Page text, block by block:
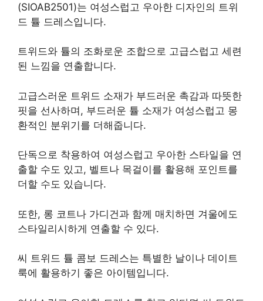
(SIOAB2501)는 여성스럽고 우아한 디자인의 트위
드 튤 드레스입니다.
트위드와 튤의 조화로운 조합으로 고급스럽고 세련
된 느낌을 연출합니다.
고급스러운 트위드 소재가 부드러운 촉감과 따뜻한
핏을 선사하며, 부드러운 튤 소재가 여성스럽고 몽
환적인 분위기를 더해줍니다.
단독으로 착용하여 여성스럽고 우아한 스타일을 연
출할 수도 있고, 벨트나 목걸이를 활용해 포인트를
더할 수도 있습니다.
또한, 롱 코트나 가디건과 함께 매치하면 겨울에도
스타일리시하게 연출할 수 있다.
씨 트위드 튤 콤보 드레스는 특별한 날이나 데이트
룩에 활용하기 좋은 아이템입니다.